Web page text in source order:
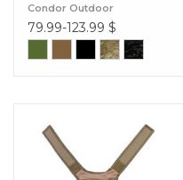
Condor Outdoor
79.99-123.99 $